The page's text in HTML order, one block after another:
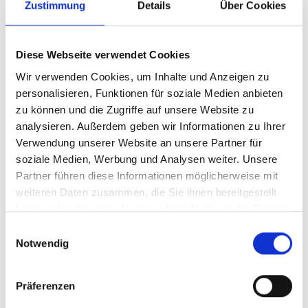
Zustimmung Details Über Cookies
Diese Webseite verwendet Cookies
Wir verwenden Cookies, um Inhalte und Anzeigen zu
personalisieren, Funktionen für soziale Medien anbieten
zu können und die Zugriffe auf unsere Website zu
analysieren. Außerdem geben wir Informationen zu Ihrer
Verwendung unserer Website an unsere Partner für
soziale Medien, Werbung und Analysen weiter. Unsere
Partner führen diese Informationen möglicherweise mit
weiteren Daten zusammen, die Sie ihnen bereitgestellt
haben oder die sie im Rahmen Ihrer Nutzung der Dienste
Notwendig
Präferenzen
von Ihnen ausgewählte Fahrzeug auch mit
kompatibel ist.
Bei der Anpassung kann es sein, dass Sie
wiederholt für kleinere Justierungen
persönlich erscheinen müssen, bis zum
Schluss alles genau nach Ihren Wünschen
ist.
Häufig gestellte Fragen (FAQ)
Nachfolgend finden Sie Antworten auf die
am häufigsten gestellten Fragen zum Thema